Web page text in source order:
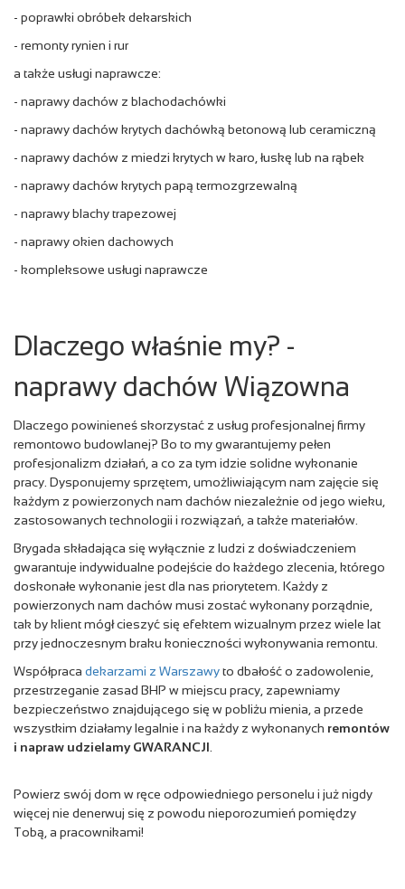
- poprawki obróbek dekarskich
- remonty rynien i rur
a także usługi naprawcze:
- naprawy dachów z blachodachówki
- naprawy dachów krytych dachówką betonową lub ceramiczną
- naprawy dachów z miedzi krytych w karo, łuskę lub na rąbek
- naprawy dachów krytych papą termozgrzewalną
- naprawy blachy trapezowej
- naprawy okien dachowych
- kompleksowe usługi naprawcze
Dlaczego właśnie my? -
naprawy dachów Wiązowna
Dlaczego powinieneś skorzystać z usług profesjonalnej firmy
remontowo budowlanej? Bo to my gwarantujemy pełen
profesjonalizm działań, a co za tym idzie solidne wykonanie
pracy. Dysponujemy sprzętem, umożliwiającym nam zajęcie się
każdym z powierzonych nam dachów niezależnie od jego wieku,
zastosowanych technologii i rozwiązań, a także materiałów.
Brygada składająca się wyłącznie z ludzi z doświadczeniem
gwarantuje indywidualne podejście do każdego zlecenia, którego
doskonałe wykonanie jest dla nas priorytetem. Każdy z
powierzonych nam dachów musi zostać wykonany porządnie,
tak by klient mógł cieszyć się efektem wizualnym przez wiele lat
przy jednoczesnym braku konieczności wykonywania remontu.
Współpraca dekarzami z Warszawyto dbałość o zadowolenie,
przestrzeganie zasad BHP w miejscu pracy, zapewniamy
bezpieczeństwo znajdującego się w pobliżu mienia, a przede
wszystkim działamy legalnie i na każdy z wykonanych remontów
i napraw udzielamy GWARANCJI
Powierz swój dom w ręce odpowiedniego personelu i już nigdy
więcej nie denerwuj się z powodu nieporozumień pomiędzy
Tobą, a pracownikami!